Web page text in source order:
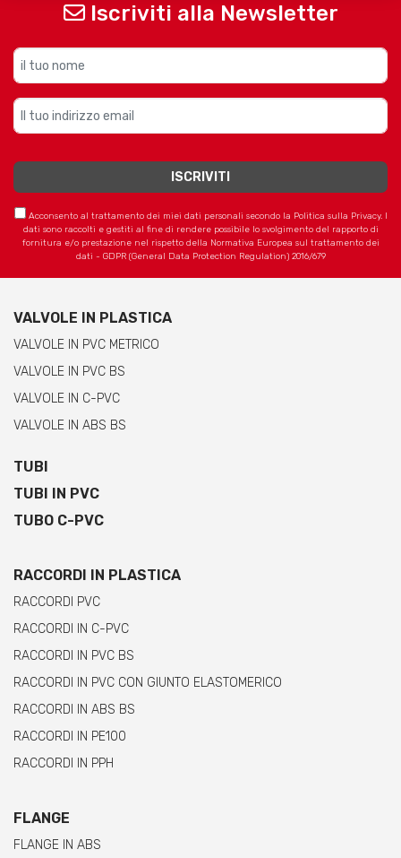
Iscriviti alla Newsletter
Acconsento al trattamento dei miei dati personali secondo la Politica sulla Privacy. I
dati sono raccolti e gestiti al fine di rendere possibile lo svolgimento del rapporto di
fornitura e/o prestazione nel rispetto della Normativa Europea sul trattamento dei
dati - GDPR (General Data Protection Regulation) 2016/679
VALVOLE IN PLASTICA
VALVOLE IN PVC METRICO
VALVOLE IN PVC BS
VALVOLE IN C-PVC
VALVOLE IN ABS BS
TUBI
TUBI IN PVC
TUBO C-PVC
RACCORDI IN PLASTICA
RACCORDI PVC
RACCORDI IN C-PVC
RACCORDI IN PVC BS
RACCORDI IN PVC CON GIUNTO ELASTOMERICO
RACCORDI IN ABS BS
RACCORDI IN PE100
RACCORDI IN PPH
FLANGE
FLANGE IN ABS